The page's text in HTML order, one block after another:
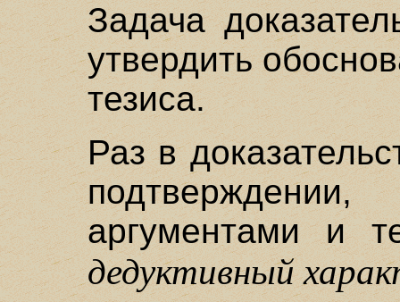
Задача
утвердить
тезиса.
Раз в
аргументами и
дедуктивный